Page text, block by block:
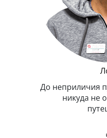
До неприличия
никуда не